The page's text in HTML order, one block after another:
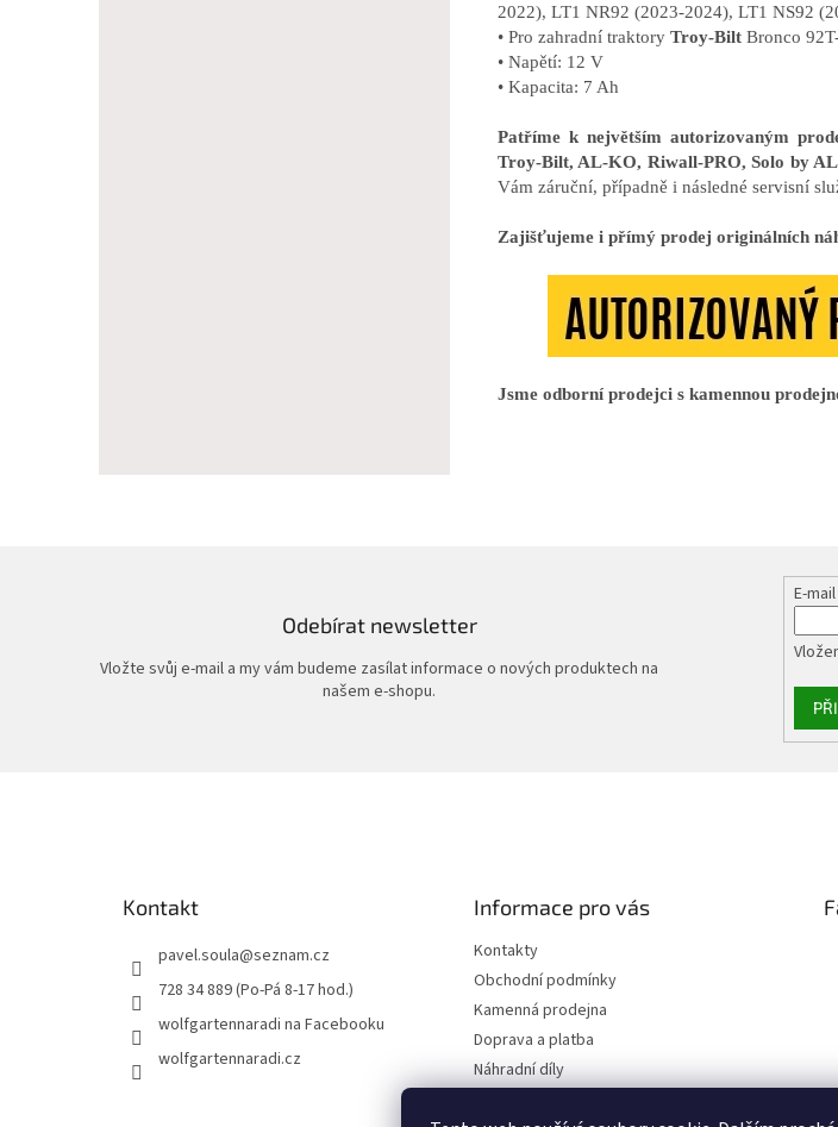
2022), LT1 NR92 (2023-2024), LT1 NS92
• Pro zahradní traktory Troy-Bilt Bronco
• Napětí: 12 V
• Kapacita: 7 Ah
Patříme k největším autorizovaným
Troy-Bilt, AL-KO, Riwall-PRO, Solo by
Vám záruční, případně i následné servisní
Zajišťujeme i přímý prodej originálních
Jsme odborní prodejci s kamennou
Odebírat newsletter
Vložte svůj e-mail a my vám budeme zasílat informace o nových produktech na
našem e-shopu.
E-mail
Kontakt
pavel.soula@seznam.cz
728 34 889 (Po-Pá 8-17 hod.)
wolfgartennaradi na Facebooku
wolfgartennaradi.cz
Informace pro vás
Kontakty
Obchodní podmínky
Kamenná prodejna
Doprava a platba
Náhradní díly